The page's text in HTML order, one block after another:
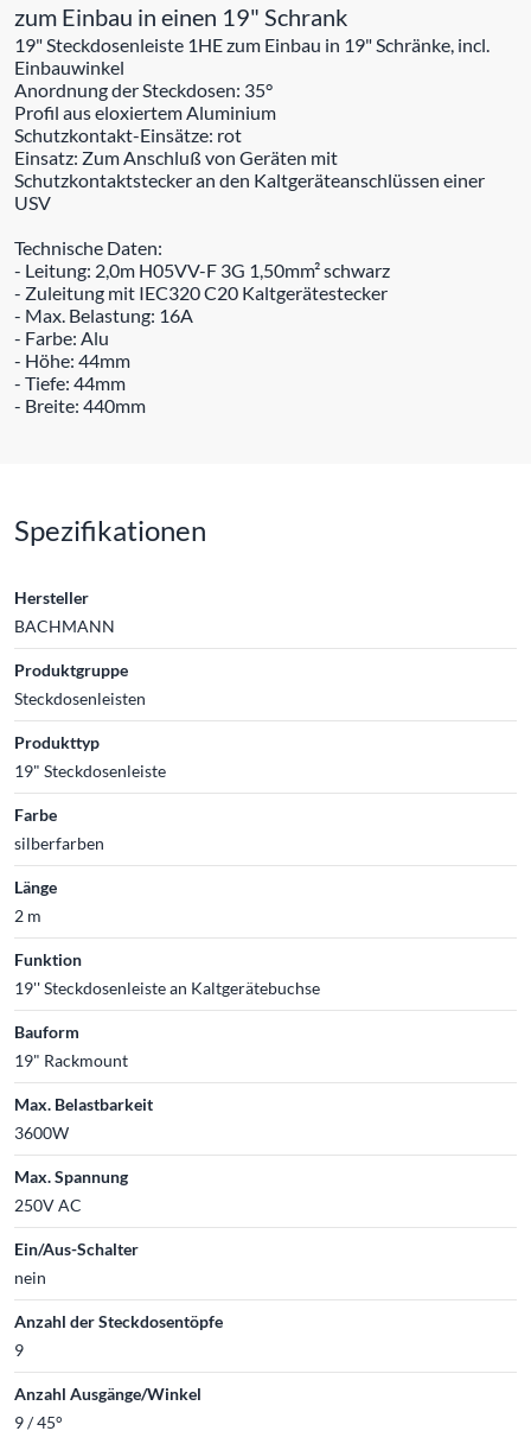
zum Einbau in einen 19" Schrank
19" Steckdosenleiste 1HE zum Einbau in 19" Schränke, incl.
Einbauwinkel
Anordnung der Steckdosen: 35°
Profil aus eloxiertem Aluminium
Schutzkontakt-Einsätze: rot
Einsatz: Zum Anschluß von Geräten mit
Schutzkontaktstecker an den Kaltgeräteanschlüssen einer
USV
Technische Daten:
- Leitung: 2,0m H05VV-F 3G 1,50mm² schwarz
- Zuleitung mit IEC320 C20 Kaltgerätestecker
- Max. Belastung: 16A
- Farbe: Alu
- Höhe: 44mm
- Tiefe: 44mm
- Breite: 440mm
Spezifikationen
Hersteller
BACHMANN
Produktgruppe
Steckdosenleisten
Produkttyp
19" Steckdosenleiste
Farbe
silberfarben
Länge
2 m
Funktion
19'' Steckdosenleiste an Kaltgerätebuchse
Bauform
19" Rackmount
Max. Belastbarkeit
3600W
Max. Spannung
250V AC
Ein/Aus-Schalter
nein
Anzahl der Steckdosentöpfe
9
Anzahl Ausgänge/Winkel
9 / 45°